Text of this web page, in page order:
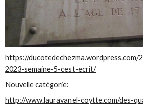
https://
2023-semaine-5-cest-ecrit/
Nouvelle catégorie:
http://www.lauravanel-coytte.com/des-